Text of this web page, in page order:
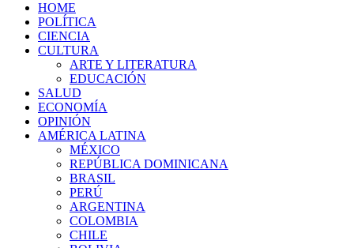
HOME
POLÍTICA
CIENCIA
CULTURA
ARTE Y LITERATURA
EDUCACIÓN
SALUD
ECONOMÍA
OPINIÓN
AMÉRICA LATINA
MÉXICO
REPÚBLICA DOMINICANA
BRASIL
PERÚ
ARGENTINA
COLOMBIA
CHILE